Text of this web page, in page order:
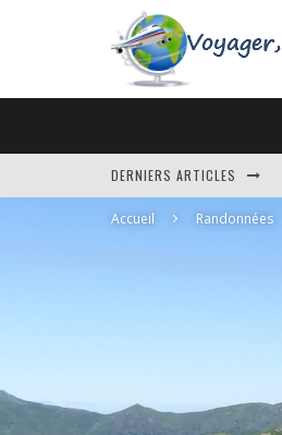
DERNIERS ARTICLES
Accueil Randonnées